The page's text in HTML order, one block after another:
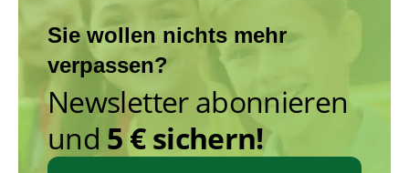
Sie wollen nichts mehr
verpassen?
Newsletter abonnieren
und 5 € sichern!